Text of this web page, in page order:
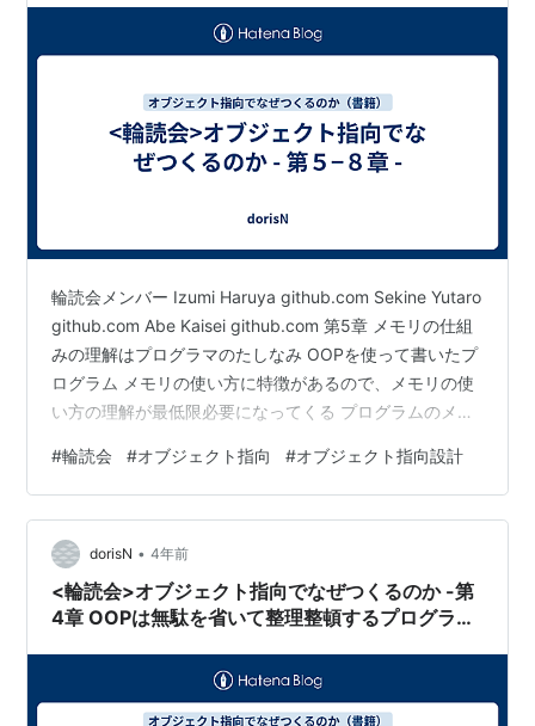
輪読会メンバー Izumi Haruya github.com Sekine Yutaro
github.com Abe Kaisei github.com 第5章 メモリの仕組
みの理解はプログラマのたしなみ OOPを使って書いたプ
ログラム メモリの使い方に特徴があるので、メモリの使
い方の理解が最低限必要になってくる プログラムのメモ
ムは、有限のメモリ領域であるヒープ領域を大量に使う
静的領域は、従来のメモリ領域で管理する方法 メソッド
エリアとは上記で説明した、ヒープ領域で管理する方法
ヒープ領域 スタック領域 ガレージコレクションとは…
#輪読会 #オブジェクト指向 #オブジェクト指向設計
dorisN • 4年前
<輪読会>オブジェクト指向でなぜつくるのか -第
4章 OOPは無駄を省いて整理整頓するプログラミ